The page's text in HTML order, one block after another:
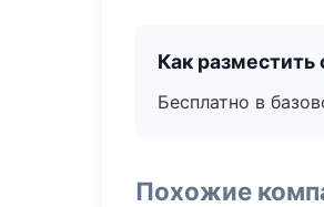
Как разместить
Бесплатно в
Похожие